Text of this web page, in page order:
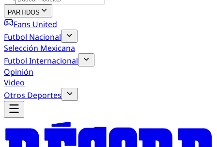
PARTIDOS
Fans United
Futbol Nacional
Selección Mexicana
Futbol Internacional
Opinión
Video
Otros Deportes